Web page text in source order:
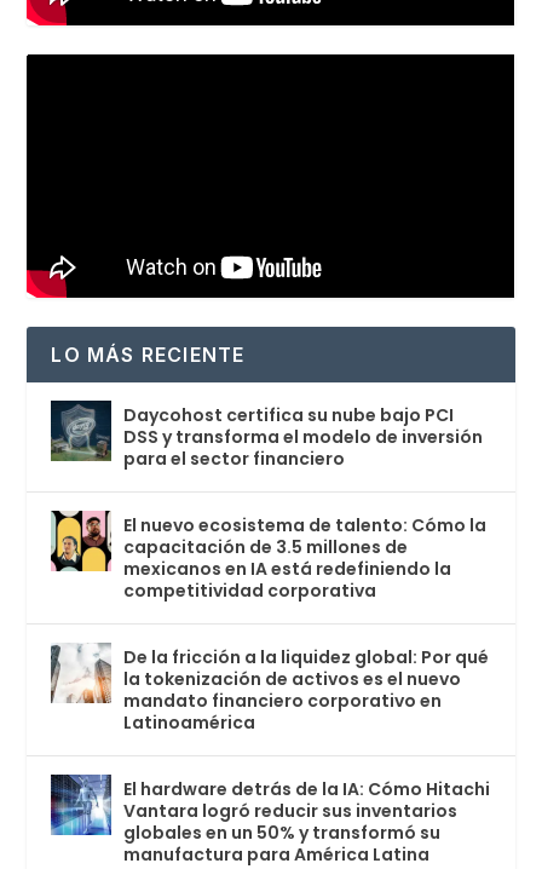
LO MÁS RECIENTE
Daycohost certifica su nube bajo PCI
DSS y transforma el modelo de inversión
para el sector financiero
El nuevo ecosistema de talento: Cómo la
capacitación de 3.5 millones de
mexicanos en IA está redefiniendo la
competitividad corporativa
De la fricción a la liquidez global: Por qué
la tokenización de activos es el nuevo
mandato financiero corporativo en
Latinoamérica
El hardware detrás de la IA: Cómo Hitachi
Vantara logró reducir sus inventarios
globales en un 50% y transformó su
manufactura para América Latina